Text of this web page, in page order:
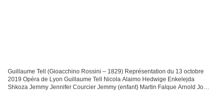
Guillaume Tell (Gioacchino Rossini – 1829) Représentation du 13 octobre
2019 Opéra de Lyon Guillaume Tell Nicola Alaimo Hedwige Enkelejda
Shkoza Jemmy Jennifer Courcier Jemmy (enfant) Martin Falque Arnold John